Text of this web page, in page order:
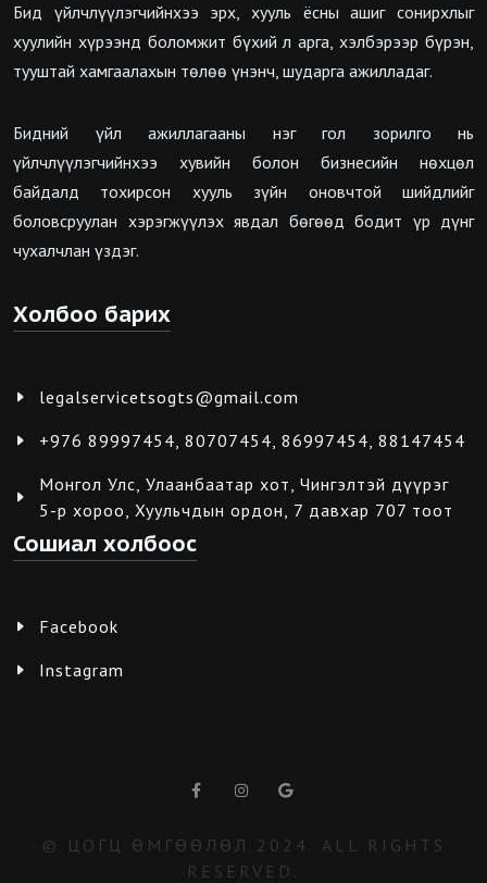
Бид үйлчлүүлэгчийнхээ эрх, хууль ёсны ашиг сонирхлыг
хуулийн хүрээнд боломжит бүхий л арга, хэлбэрээр бүрэн,
тууштай хамгаалахын төлөө үнэнч, шударга ажилладаг.
Бидний үйл ажиллагааны нэг гол зорилго нь
үйлчлүүлэгчийнхээ хувийн болон бизнесийн нөхцөл
байдалд тохирсон хууль зүйн оновчтой шийдлийг
боловсруулан хэрэгжүүлэх явдал бөгөөд бодит үр дүнг
чухалчлан үздэг.
Холбоо барих
legalservicetsogts@gmail.com
+976 89997454, 80707454, 86997454, 88147454
Монгол Улс, Улаанбаатар хот, Чингэлтэй дүүрэг
5-р хороо, Хуульчдын ордон, 7 давхар 707 тоот
Сошиал холбоос
Facebook
Instagram
© ЦОГЦ ӨМГӨӨЛӨЛ 2024. ALL RIGHTS
RESERVED.